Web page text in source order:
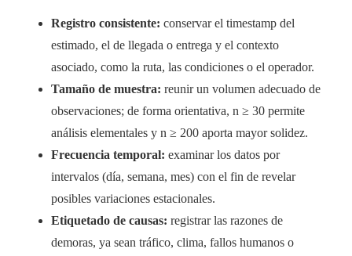
Registro consistente: conservar el timestamp del
estimado, el de llegada o entrega y el contexto
asociado, como la ruta, las condiciones o el operador.
Tamaño de muestra: reunir un volumen adecuado de
observaciones; de forma orientativa, n ≥ 30 permite
análisis elementales y n ≥ 200 aporta mayor solidez.
Frecuencia temporal: examinar los datos por
intervalos (día, semana, mes) con el fin de revelar
posibles variaciones estacionales.
Etiquetado de causas: registrar las razones de
demoras, ya sean tráfico, clima, fallos humanos o